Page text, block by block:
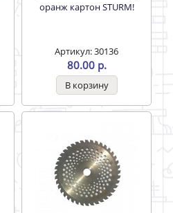
2,0мм GT3535-2.0-0-15 круг
Артикул: 30136
80.00 р.